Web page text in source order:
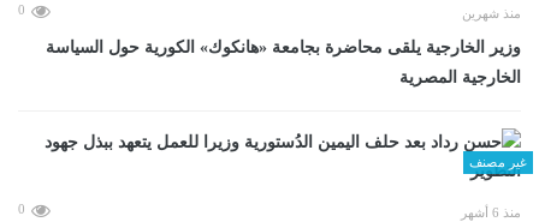
منذ شهرين 0
وزير الخارجية يلقى محاضرة بجامعة «هانكوك» الكورية حول السياسة
الخارجية المصرية
غير مصنف
منذ 6 أشهر 0